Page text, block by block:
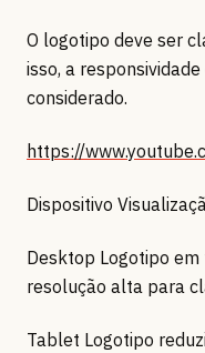
O logotipo deve ser
isso, a
considerado.
https://
Dispositivo
Desktop Logotipo
resolução alta para
Tablet Logotipo